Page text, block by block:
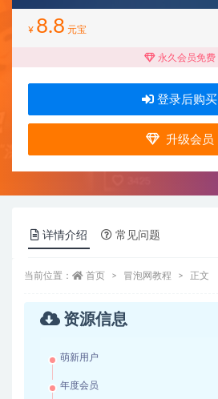
¥ 8.8 元宝
永久会员免费
登录后购买
升级会员
详情介绍 常见问题
当前位置： 首页 冒泡网教程 正文
资源信息
萌新用户
年度会员